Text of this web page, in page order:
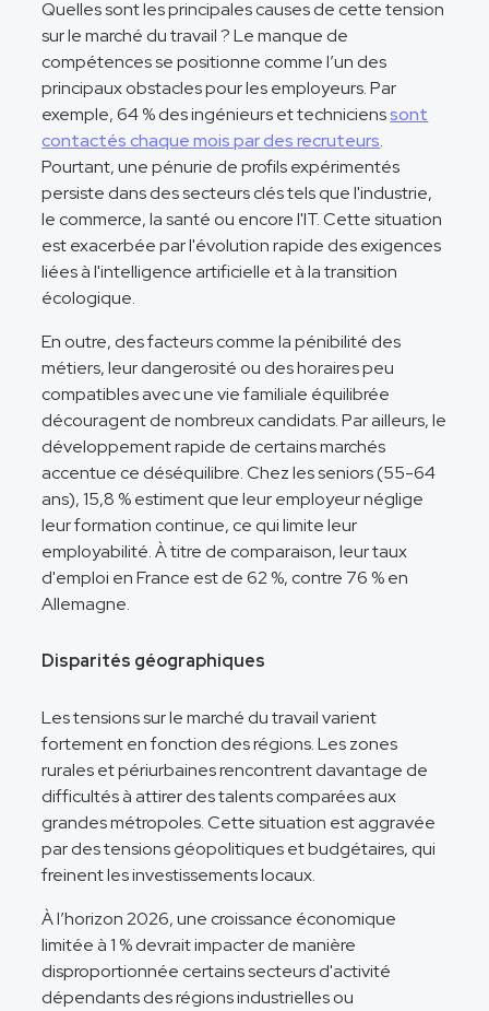
Quelles sont les principales causes de cette tension
sur le marché du travail ? Le manque de
compétences se positionne comme l’un des
principaux obstacles pour les employeurs. Par
exemple, 64 % des ingénieurs et technicienssont
contactés chaque mois par des recruteurs.
Pourtant, une pénurie de profils expérimentés
persiste dans des secteurs clés tels que l'industrie,
le commerce, la santé ou encore l'IT. Cette situation
est exacerbée par l'évolution rapide des exigences
liées à l'intelligence artificielle et à la transition
écologique.
En outre, des facteurs comme la pénibilité des
métiers, leur dangerosité ou des horaires peu
compatibles avec une vie familiale équilibrée
découragent de nombreux candidats. Par ailleurs, le
développement rapide de certains marchés
accentue ce déséquilibre. Chez les seniors (55-64
ans), 15,8 % estiment que leur employeur néglige
leur formation continue, ce qui limite leur
employabilité. À titre de comparaison, leur taux
d'emploi en France est de 62 %, contre 76 % en
Allemagne.
Disparités géographiques
Les tensions sur le marché du travail varient
fortement en fonction des régions. Les zones
rurales et périurbaines rencontrent davantage de
difficultés à attirer des talents comparées aux
grandes métropoles. Cette situation est aggravée
par des tensions géopolitiques et budgétaires, qui
freinent les investissements locaux.
À l’horizon 2026, une croissance économique
limitée à 1 % devrait impacter de manière
disproportionnée certains secteurs d'activité
dépendants des régions industrielles ou